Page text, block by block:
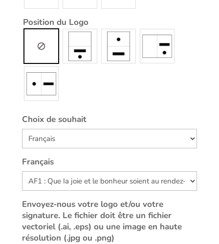
Position du Logo
Choix de souhait
Français
Envoyez-nous votre logo et/ou votre
signature. Le fichier doit être un fichier
vectoriel (.ai, .eps) ou une image en haute
résolution (.jpg ou .png)